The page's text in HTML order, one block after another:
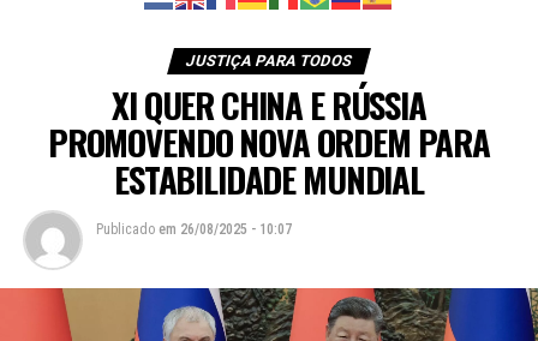
JUSTIÇA PARA TODOS
XI QUER CHINA E RÚSSIA
PROMOVENDO NOVA ORDEM PARA
ESTABILIDADE MUNDIAL
Publicado em 26/08/2025 - 10:07